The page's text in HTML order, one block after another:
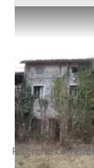
Asta Terreni
Montorso
31.000 €
18/09/2026
Ricerche